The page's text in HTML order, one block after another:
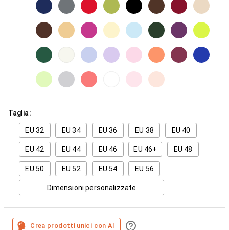
Taglia:
EU 32 EU 34 EU 36 EU 38 EU 40
EU 42 EU 44 EU 46 EU 46+ EU 48
EU 50 EU 52 EU 54 EU 56
Dimensioni personalizzate
Crea prodotti unici con AI